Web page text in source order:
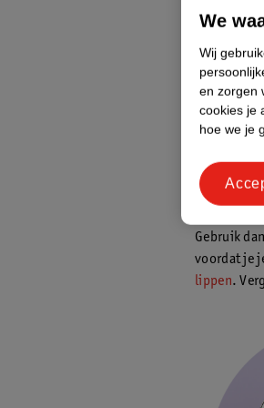
Een droge
glycerine
Bij
Sommige
veel voor,
Gebruik
voordat je
lippen.
We
Wij
en zorgen
cookies je
hoe we je